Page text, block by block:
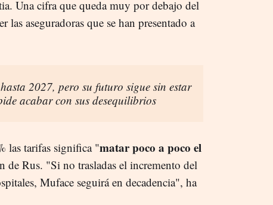
Una cifra que queda muy por debajo del
aseguradoras que se han presentado a
2027, pero su futuro sigue sin estar
acabar con sus desequilibrios
las tarifas significa "matar poco a poco el
de Rus. "Si no trasladas el incremento del
Muface seguirá en decadencia", ha